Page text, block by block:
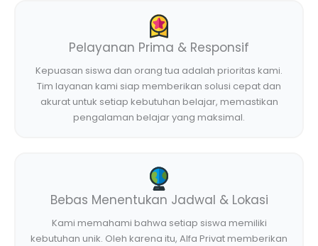
Pelayanan Prima & Responsif
Kepuasan siswa dan orang tua adalah prioritas kami.
Tim layanan kami siap memberikan solusi cepat dan
akurat untuk setiap kebutuhan belajar, memastikan
pengalaman belajar yang maksimal.
Bebas Menentukan Jadwal & Lokasi
Kami memahami bahwa setiap siswa memiliki
kebutuhan unik. Oleh karena itu, Alfa Privat memberikan